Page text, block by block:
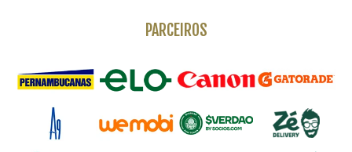
PARCEIROS